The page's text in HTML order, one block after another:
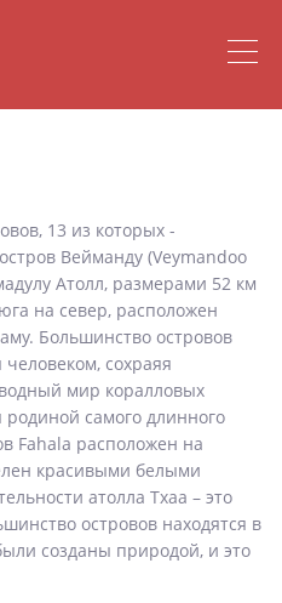
13 из которых -
Вейманду (Veymandoo
Атолл, размерами 52 км
на север, расположен
Большинство островов
сохраяя
мир коралловых
родиной самого длинного
Fahala расположен на
красивыми белыми
атолла Тхаа – это
островов находятся в
созданы природой, и это